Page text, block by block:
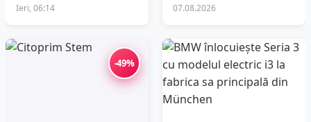
artificială
Ieri, 06:14 07.08.2026
-49%